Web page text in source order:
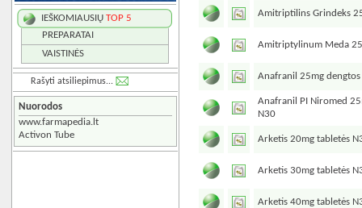
IEŠKOMIAUSIŲ TOP 5
PREPARATAI
VAISTINĖS
Rašyti atsiliepimus...
Nuorodos
www.farmapedia.lt
Activon Tube
Amitriptilins Grindeks
Amitriptylinum Meda
Anafranil 25mg
Anafranil PI Niromed
N30
Arketis 20mg tabletės
Arketis 30mg tabletės
Arketis 40mg tabletės